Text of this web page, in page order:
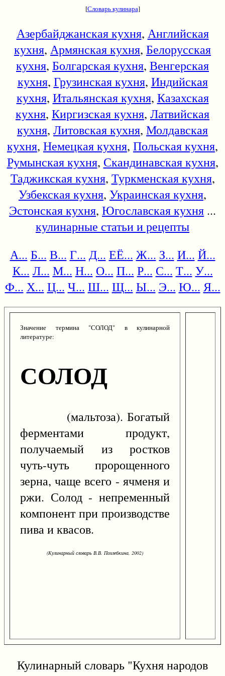
[Словарь кулинара]
Азербайджанская кухня, Английская
кухня, Армянская кухня, Белорусская
кухня, Болгарская кухня, Венгерская
кухня, Грузинская кухня, Индийская
кухня, Итальянская кухня, Казахская
кухня, Киргизская кухня, Латвийская
кухня, Литовская кухня, Молдавская
кухня, Немецкая кухня, Польская кухня,
Румынская кухня, Скандинавская кухня,
Таджикская кухня, Туркменская кухня,
Узбекская кухня, Украинская кухня,
Эстонская кухня, Югославская кухня ...
кулинарные статьи и рецепты
А... Б... В... Г... Д... ЕЁ... Ж... З... И... Й...
К... Л... М... Н... О... П... Р... С... Т... У...
Ф... Х... Ц... Ч... Ш... Щ... Ы... Э... Ю... Я...
Значение термина "СОЛОД" в кулинарной
литературе:
СОЛОД
(мальтоза). Богатый
ферментами продукт,
получаемый из ростков
чуть-чуть пророщенного
зерна, чаще всего - ячменя и
ржи. Солод - непременный
компонент при производстве
пива и квасов.
(Кулинарный словарь В.В. Похлебкина, 2002)
Кулинарный словарь "Кухня народов